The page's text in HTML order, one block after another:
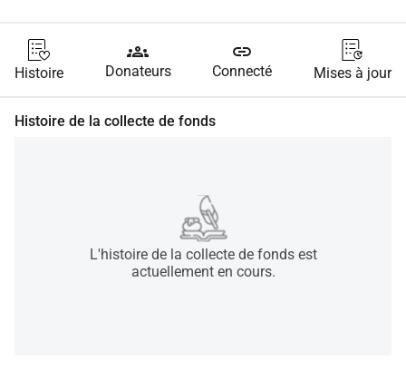
Histoire
groups
Donateurs
link
Connecté Mises à jour
Histoire de la collecte de fonds
L'histoire de la collecte de fonds est
actuellement en cours.